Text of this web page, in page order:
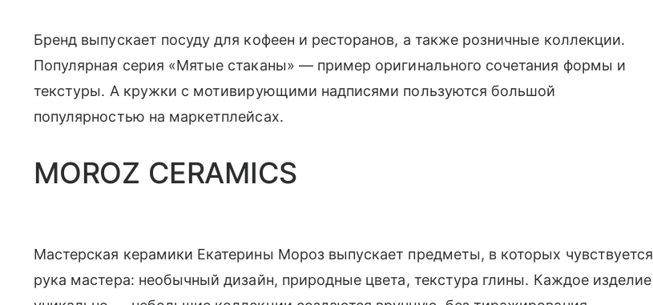
Бренд выпускает посуду для кофеен и ресторанов, а также розничные коллекции.
Популярная серия «Мятые стаканы» — пример оригинального сочетания формы и
текстуры. А кружки с мотивирующими надписями пользуются большой
популярностью на маркетплейсах.
MOROZ CERAMICS
Мастерская керамики Екатерины Мороз выпускает предметы, в которых чувствуется
рука мастера: необычный дизайн, природные цвета, текстура глины. Каждое изделие